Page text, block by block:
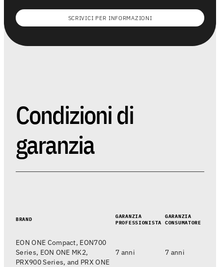
SCRIVICI PER INFORMAZIONI
Condizioni di
garanzia
BRAND
GARANZIA
PROFESSIONISTA
GARANZIA
CONSUMATORE
EON ONE Compact, EON700
Series, EON ONE MK2,
PRX900 Series, and PRX ONE
7 anni 7 anni